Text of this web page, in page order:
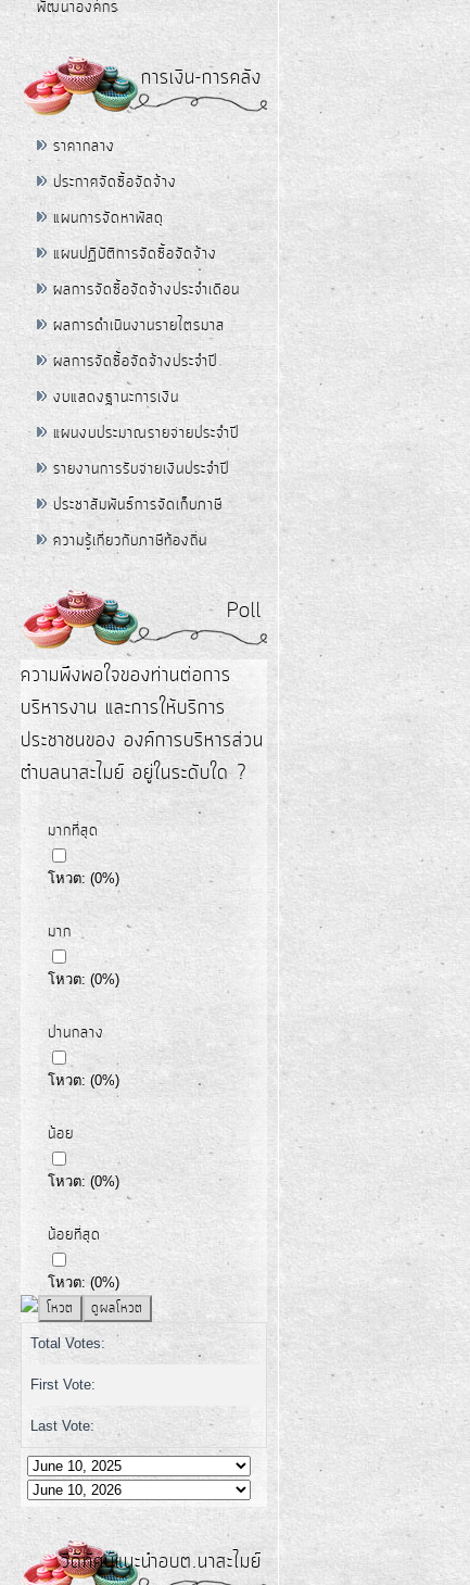
พัฒนาองค์กร
การเงิน-การคลัง
ราคากลาง
ประกาศจัดซื้อจัดจ้าง
แผนการจัดหาพัสดุ
แผนปฏิบัติการจัดซื้อจัดจ้าง
ผลการจัดซื้อจัดจ้างประจำเดือน
ผลการดำเนินงานรายไตรมาส
ผลการจัดซื้อจัดจ้างประจำปี
งบแสดงฐานะการเงิน
แผนงบประมาณรายจ่ายประจำปี
รายงานการรับจ่ายเงินประจำปี
ประชาสัมพันธ์การจัดเก็บภาษี
ความรู้เกี่ยวกับภาษีท้องถิ่น
Poll
ความพึงพอใจของท่านต่อการ
บริหารงาน และการให้บริการ
ประชาชนของ องค์การบริหารส่วน
ตำบลนาสะไมย์ อยู่ในระดับใด ?
มากที่สุด
โหวต: (0%)
มาก
โหวต: (0%)
ปานกลาง
โหวต: (0%)
น้อย
โหวต: (0%)
น้อยที่สุด
โหวต: (0%)
Total Votes:
First Vote:
Last Vote:
วีดีทัศน์แนะนำอบต.นาสะไมย์